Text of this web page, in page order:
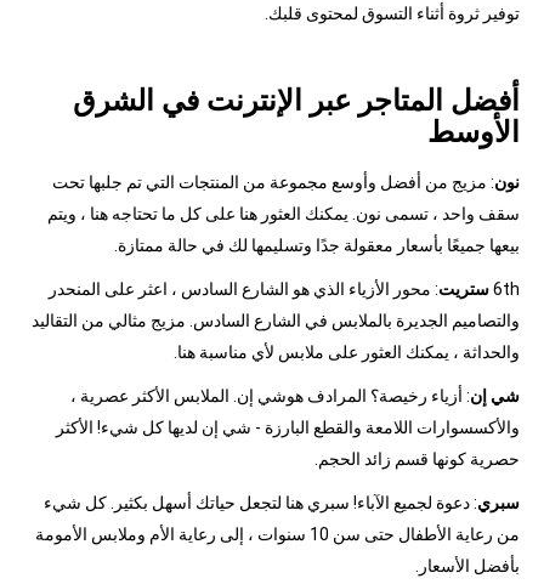
توفير ثروة أثناء التسوق لمحتوى قلبك.
أفضل المتاجر عبر الإنترنت في الشرق
الأوسط
نون: مزيج من أفضل وأوسع مجموعة من المنتجات التي تم جلبها تحت
سقف واحد ، تسمى نون. يمكنك العثور هنا على كل ما تحتاجه هنا ، ويتم
بيعها جميعًا بأسعار معقولة جدًا وتسليمها لك في حالة ممتازة.
6thستريت: محور الأزياء الذي هو الشارع السادس ، اعثر على المنحدر
والتصاميم الجديرة بالملابس في الشارع السادس. مزيج مثالي من التقاليد
والحداثة ، يمكنك العثور على ملابس لأي مناسبة هنا.
شي إن: أزياء رخيصة؟ المرادف هوشي إن. الملابس الأكثر عصرية ،
والأكسسوارات اللامعة والقطع البارزة - شي إن لديها كل شيء! الأكثر
حصرية كونها قسم زائد الحجم.
سبري: دعوة لجميع الآباء! سبري هنا لتجعل حياتك أسهل بكثير. كل شيء
من رعاية الأطفال حتى سن 10 سنوات ، إلى رعاية الأم وملابس الأمومة
بأفضل الأسعار.